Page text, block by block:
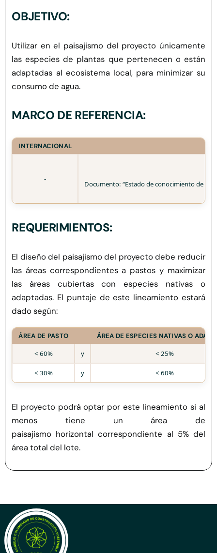
OBJETIVO:
Utilizar en el paisajismo del proyecto únicamente
las especies de plantas que pertenecen o están
adaptadas al ecosistema local, para minimizar su
consumo de agua.
MARCO DE REFERENCIA:
INTERNACIONAL
-
Documento: “Estado de conocimiento de
REQUERIMIENTOS:
El diseño del paisajismo del proyecto debe reducir
las áreas correspondientes a pastos y maximizar
las áreas cubiertas con especies nativas o
adaptadas. El puntaje de este lineamiento estará
dado según:
ÁREA DE PASTO ÁREA DE ESPECIES NATIVAS O
< 60% y < 25%
< 30% y < 60%
El proyecto podrá optar por este lineamiento si al
menos tiene un área de
paisajismo horizontalcorrespondiente al 5% del
área total del lote.